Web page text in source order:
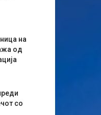
на
од
со